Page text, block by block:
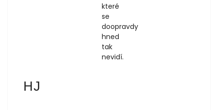
které
se
doopravdy
hned
tak
nevidí.
HJ